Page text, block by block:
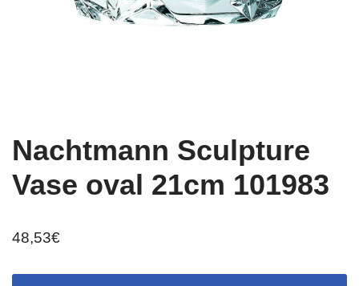
Nachtmann Sculpture
Vase oval 21cm 101983
48,53€